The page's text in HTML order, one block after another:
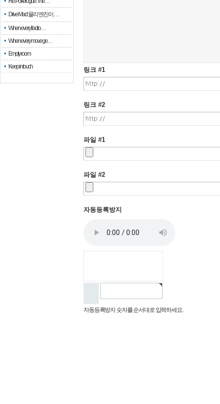
Drive Mad: 물리 엔진이 …
When every fractio…
When every move ge…
Empty room
Keep in touch
링크 #1
링크 #2
파일 #1
파일 #2
자동등록방지
자동등록방지 숫자를 순서대로 입력하세요.